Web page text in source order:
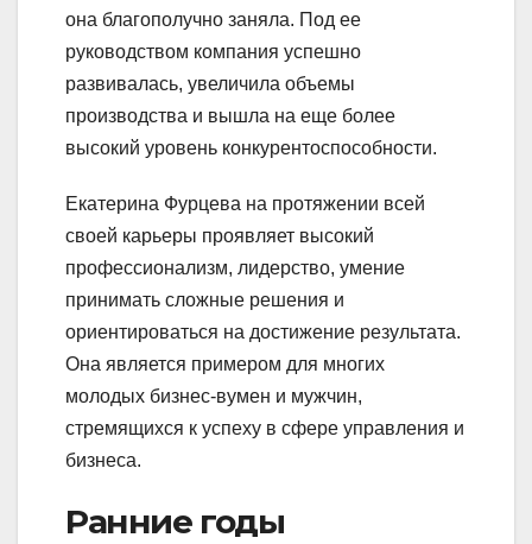
она благополучно заняла. Под ее
руководством компания успешно
развивалась, увеличила объемы
производства и вышла на еще более
высокий уровень конкурентоспособности.
Екатерина Фурцева на протяжении всей
своей карьеры проявляет высокий
профессионализм, лидерство, умение
принимать сложные решения и
ориентироваться на достижение результата.
Она является примером для многих
молодых бизнес-вумен и мужчин,
стремящихся к успеху в сфере управления и
бизнеса.
Ранние годы